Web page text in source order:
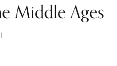
Middle Ages